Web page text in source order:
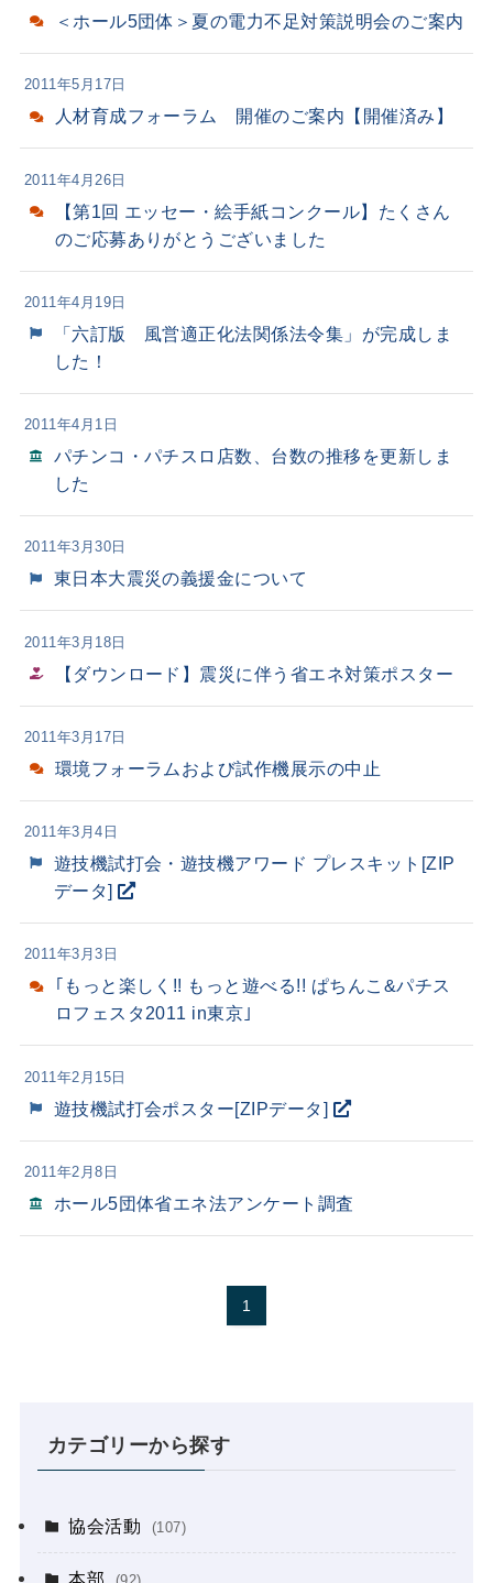
＜ホール5団体＞夏の電力不足対策説明会のご案内
2011年5月17日
人材育成フォーラム 開催のご案内【開催済み】
2011年4月26日
【第1回 エッセー・絵手紙コンクール】 たくさん
のご応募ありがとうございました
2011年4月19日
「六訂版 風営適正化法関係法令集」が完成しま
した！
2011年4月1日
パチンコ・パチスロ店数、台数の推移を更新しま
した
2011年3月30日
東日本大震災の義援金について
2011年3月18日
【ダウンロード】震災に伴う省エネ対策ポスター
2011年3月17日
環境フォーラムおよび試作機展示の中止
2011年3月4日
遊技機試打会・遊技機アワード プレスキット[ZIP
データ]
2011年3月3日
｢もっと楽しく!! もっと遊べる!! ぱちんこ&パチス
ロフェスタ2011 in東京｣
2011年2月15日
遊技機試打会ポスター[ZIPデータ]
2011年2月8日
ホール5団体省エネ法アンケート調査
1
カテゴリーから探す
協会活動 (107)
本部